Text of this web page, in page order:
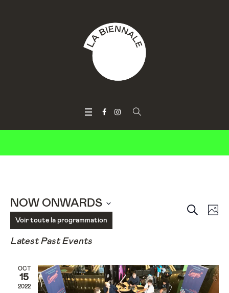
Views
SEARCH
NOW ONWARDS
Select
date.
Voir toute la programmation
Latest Past Events
OCT
15
2022